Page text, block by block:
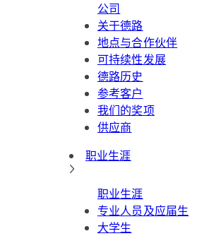
公司
关于德路
地点与合作伙伴
可持续性发展
德路历史
参考客户
我们的奖项
供应商
职业生涯
职业生涯
专业人员及应届生
大学生